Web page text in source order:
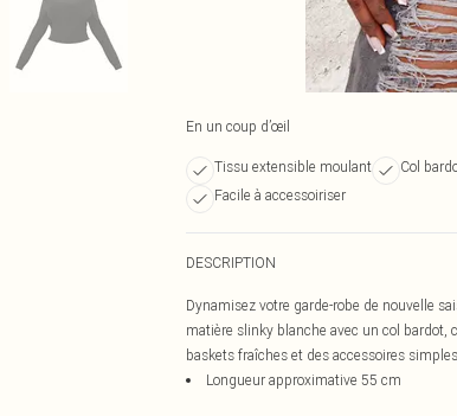
En un coup d’œil
Tissu extensible moulant Col
Facile à accessoiriser
DESCRIPTION
Dynamisez votre garde-robe de nouvelle
matière slinky blanche avec un col bardot,
baskets fraîches et des accessoires
Longueur approximative 55 cm